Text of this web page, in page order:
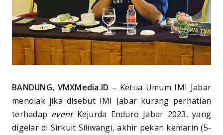
BANDUNG, VMXMedia.ID – Ketua Umum IMI Jabar
menolak jika disebut IMI Jabar kurang perhatian
terhadap eventKejurda Enduro Jabar 2023, yang
digelar di Sirkuit Siliwangi, akhir pekan kemarin (5-